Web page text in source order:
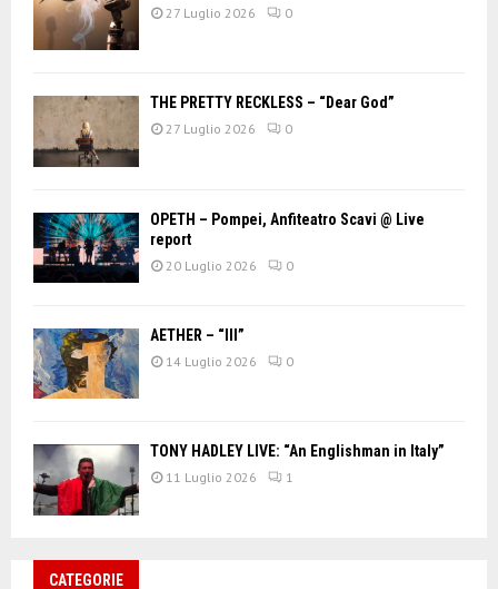
27 Luglio 2026 0
THE PRETTY RECKLESS – “Dear God”
27 Luglio 2026 0
OPETH – Pompei, Anfiteatro Scavi @ Live
report
20 Luglio 2026 0
AETHER – “III”
14 Luglio 2026 0
TONY HADLEY LIVE: “An Englishman in Italy”
11 Luglio 2026 1
CATEGORIE